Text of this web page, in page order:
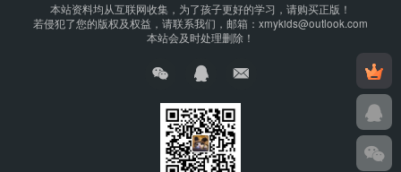
本站资料均从互联网收集，为了孩子更好的学习，请购买正版！
若侵犯了您的版权及权益，请联系我们，邮箱：xmykids@outlook.com
本站会及时处理删除！